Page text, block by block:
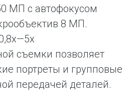
МП с автофокусом
8 МП.
съемки позволяет
портреты и групповые
передачей деталей.